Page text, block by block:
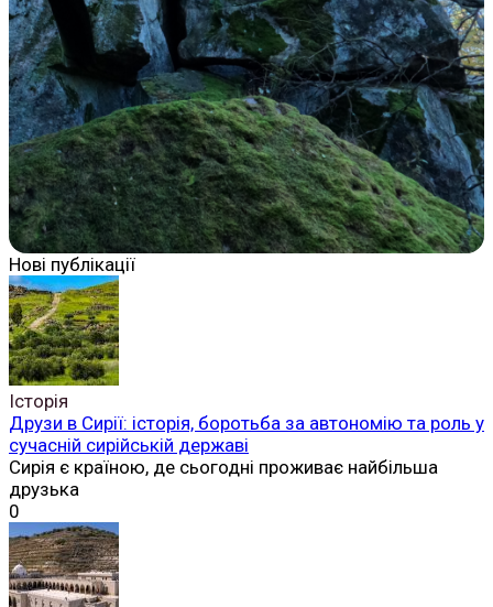
Нові публікації
Історія
Друзи в Сирії: історія, боротьба за автономію та роль у
сучасній сирійській державі
Сирія є країною, де сьогодні проживає найбільша
друзька
0